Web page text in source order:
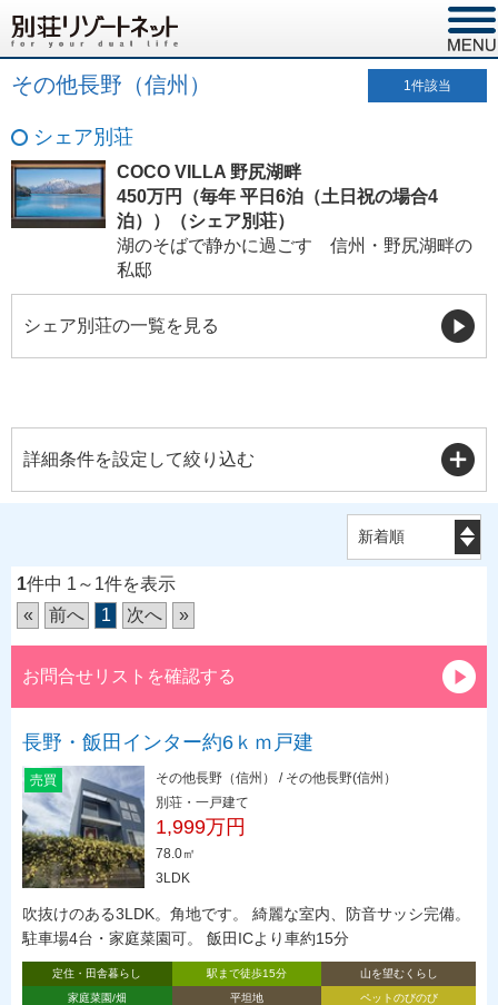
その他長野（信州） 1件該当
シェア別荘
COCO VILLA 野尻湖畔
450万円（毎年 平日6泊（土日祝の場合4
泊））（シェア別荘）
湖のそばで静かに過ごす 信州・野尻湖畔の
私邸
シェア別荘の一覧を見る
詳細条件を設定して絞り込む
1件中 1～1件を表示
«
前へ 1 次へ »
お問合せリストを確認する
長野・飯田インター約6ｋｍ戸建
売買
その他長野（信州） / その他長野(信州）
別荘・一戸建て
1,999万円
78.0㎡
3LDK
吹抜けのある3LDK。角地です。 綺麗な室内、防音サッシ完備。
駐車場4台・家庭菜園可。 飯田ICより車約15分
定住・田舎暮らし 駅まで徒歩15分
山を望むくらし
家庭菜園/畑
平坦地 ペットのびのび